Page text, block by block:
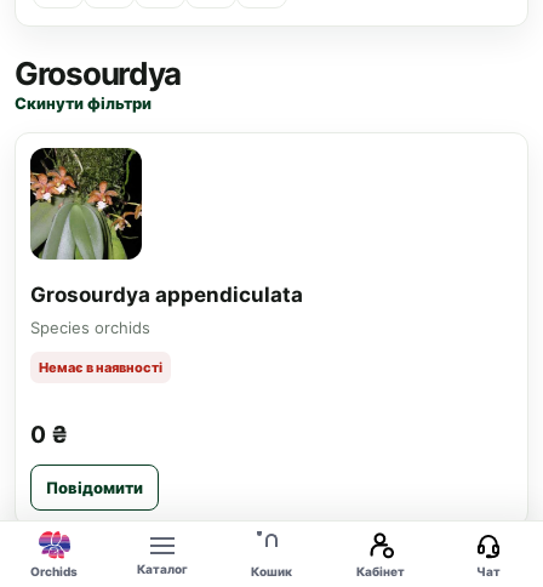
Grosourdya
Скинути фільтри
Grosourdya appendiculata
Species orchids
Немає в наявності
0 ₴
Повідомити
Orchids Каталог Кошик Кабінет Чат